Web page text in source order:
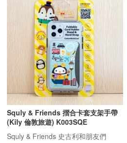
Squly & Friends 摺合卡套支架手帶
(Kily 倫敦旅遊) K003SQE
Squly & Friends 史古利和朋友們